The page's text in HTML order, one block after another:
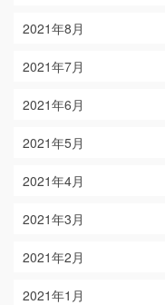
2021年8月
2021年7月
2021年6月
2021年5月
2021年4月
2021年3月
2021年2月
2021年1月